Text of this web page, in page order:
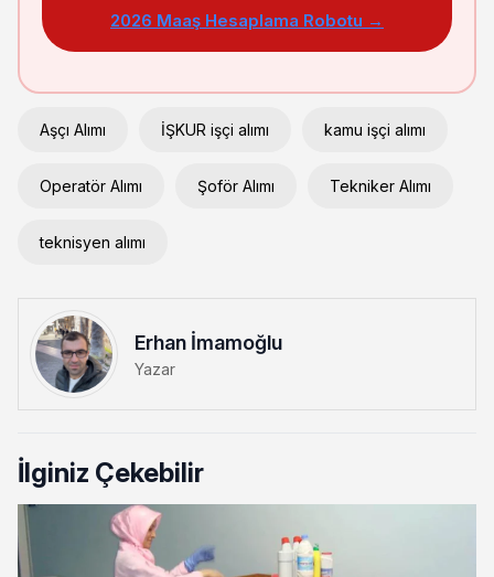
2026 Maaş Hesaplama Robotu →
Aşçı Alımı İŞKUR işçi alımı kamu işçi alımı
Operatör Alımı Şoför Alımı Tekniker Alımı
teknisyen alımı
Erhan İmamoğlu
Yazar
İlginiz Çekebilir